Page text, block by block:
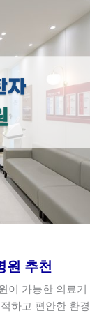
원 추천
이 가능한 의료기
하고 편안한 환경